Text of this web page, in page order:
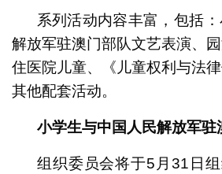
系列活动内容丰富，包括
解放军驻澳门部队文艺表演、
住医院儿童、《儿童权利与法
其他配套活动。
小学生与中国人民解放军驻
组织委员会将于5月31日